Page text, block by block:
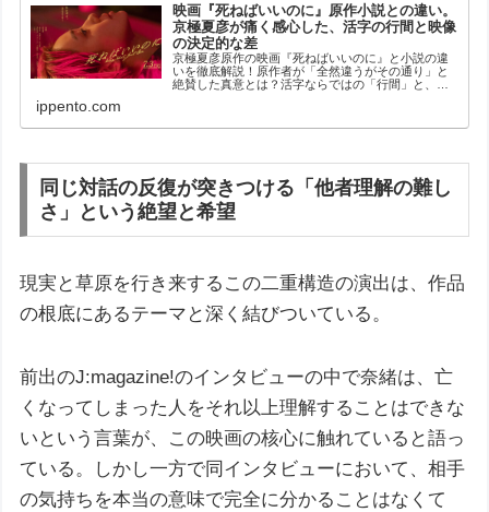
映画『死ねばいいのに』原作小説との違い。
京極夏彦が痛く感心した、活字の行間と映像
の決定的な差
京極夏彦原作の映画『死ねばいいのに』と小説の違
いを徹底解説！原作者が「全然違うがその通り」と
絶賛した真意とは？活字ならではの「行間」と、異
ippento.com
同じ対話の反復が突きつける「他者理解の難し
さ」という絶望と希望
現実と草原を行き来するこの二重構造の演出は、作品
の根底にあるテーマと深く結びついている。
前出のJ:magazine!のインタビューの中で奈緒は、亡
くなってしまった人をそれ以上理解することはできな
いという言葉が、この映画の核心に触れていると語っ
ている。しかし一方で同インタビューにおいて、相手
の気持ちを本当の意味で完全に分かることはなくて